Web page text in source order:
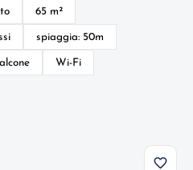
65 m²
spiaggia: 50m
Wi-Fi